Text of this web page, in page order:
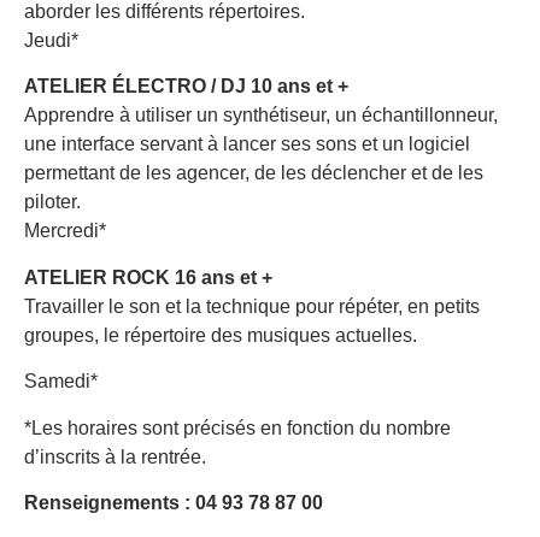
aborder les différents répertoires.
Jeudi*
ATELIER ÉLECTRO / DJ 10 ans et +
Apprendre à utiliser un synthétiseur, un échantillonneur,
une interface servant à lancer ses sons et un logiciel
permettant de les agencer, de les déclencher et de les
piloter.
Mercredi*
ATELIER ROCK 16 ans et +
Travailler le son et la technique pour répéter, en petits
groupes, le répertoire des musiques actuelles.
Samedi*
*Les horaires sont précisés en fonction du nombre
d’inscrits à la rentrée.
Renseignements : 04 93 78 87 00